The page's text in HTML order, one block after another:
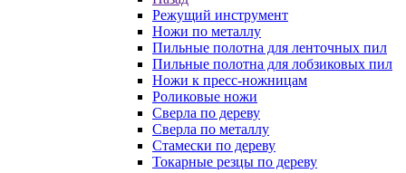
Режущий инструмент
Ножи по металлу
Пильные полотна для ленточных пил
Пильные полотна для лобзиковых пил
Ножи к пресс-ножницам
Роликовые ножи
Сверла по дереву
Сверла по металлу
Стамески по дереву
Токарные резцы по дереву